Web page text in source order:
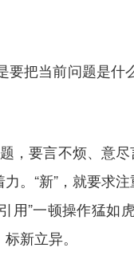
把当前问题是
，要言不烦、意
。“新”，就要求
”一顿操作猛
新立异。